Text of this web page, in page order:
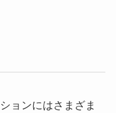
ョンにはさまざま